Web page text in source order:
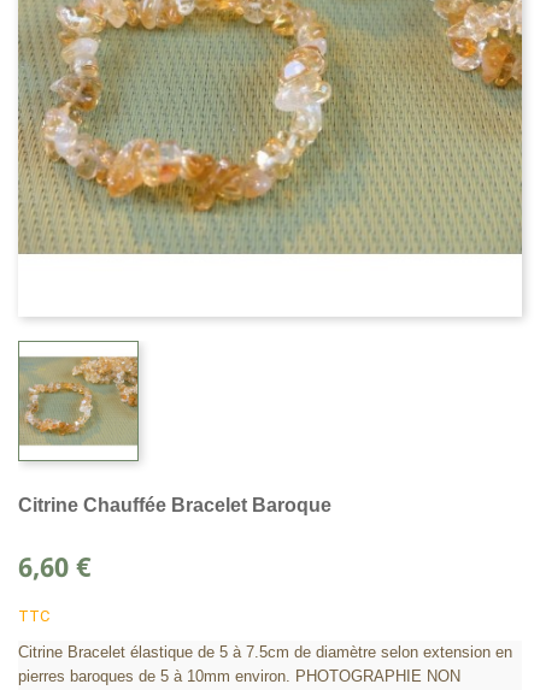
Citrine Chauffée Bracelet Baroque
6,60 €
TTC
Citrine Bracelet élastique de 5 à 7.5cm de diamètre selon extension en
pierres baroques de 5 à 10mm environ. PHOTOGRAPHIE NON